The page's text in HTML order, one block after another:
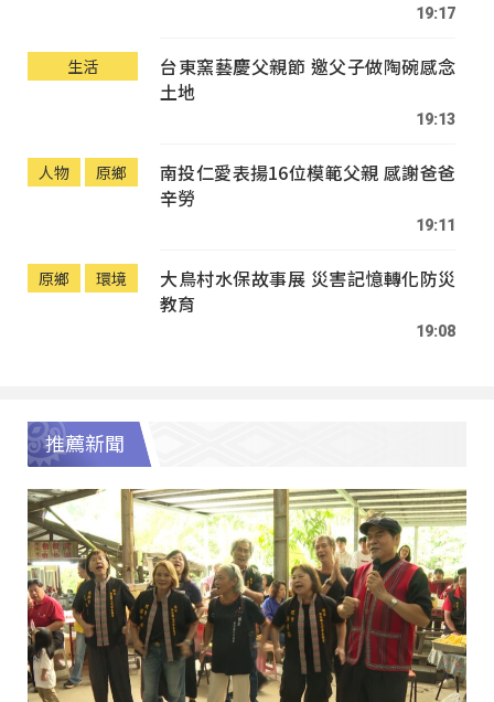
19:17
生活
台東窯藝慶父親節 邀父子做陶碗感念
土地
19:13
人物 原鄉
南投仁愛表揚16位模範父親 感謝爸爸
辛勞
19:11
原鄉 環境
大鳥村水保故事展 災害記憶轉化防災
教育
19:08
推薦新聞